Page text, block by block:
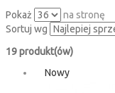
Pokaż
na stronę
Sortuj wg
19 produkt(ów)
Nowy